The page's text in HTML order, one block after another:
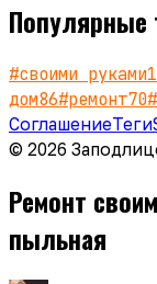
Популярные
#своими руками
дом86#ремонт70#
СоглашениеТеги
© 2026
Ремонт
пыльная